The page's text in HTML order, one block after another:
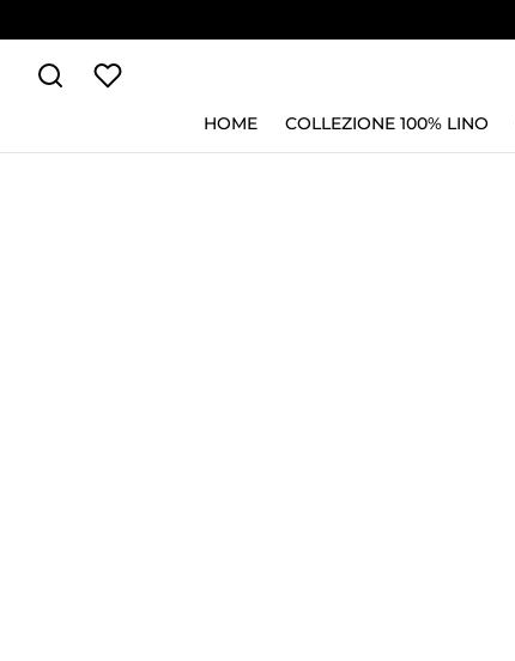
HOME COLLEZIONE 100% LINO